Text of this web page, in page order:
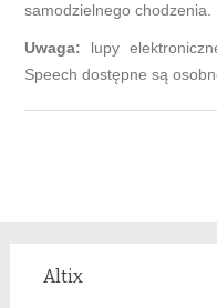
samodzielnego chodzenia.
Uwaga: lupy
Speech dostępne są
Altix